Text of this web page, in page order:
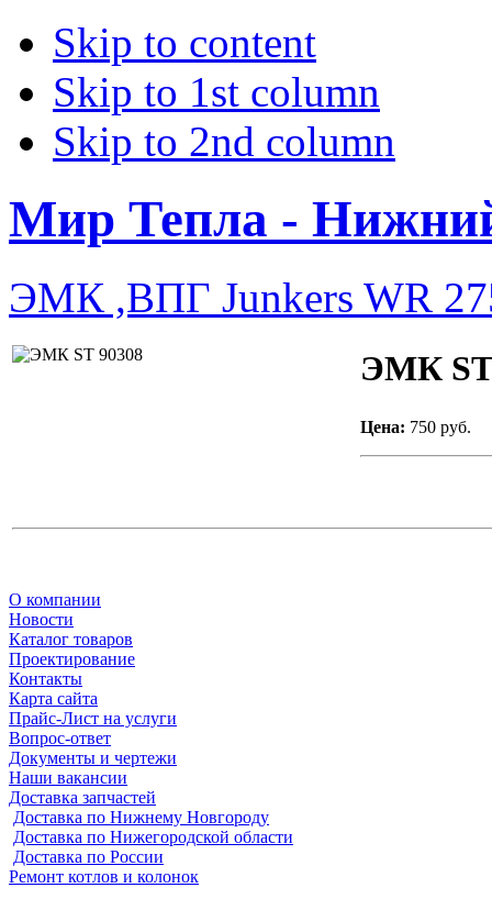
Skip to content
Skip to 1st column
Skip to 2nd column
Мир Тепла -
ЭМК ,ВПГ Junkers WR
ЭМК ST
Цена: 750 руб.
О компании
Новости
Каталог товаров
Проектирование
Контакты
Карта сайта
Прайс-Лист на услуги
Вопрос-ответ
Документы и чертежи
Наши вакансии
Доставка запчастей
Доставка по Нижнему Новгороду
Доставка по Нижегородской области
Доставка по России
Ремонт котлов и колонок